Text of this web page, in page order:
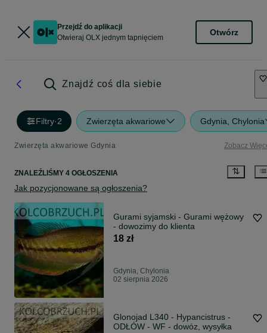
Przejdź do aplikacji
Otwieraj OLX jednym tapnięciem
Otwórz
Znajdź coś dla siebie
Filtry·2 Zwierzęta akwariowe Gdynia, Chylonia
Zwierzęta akwariowe Gdynia Zobacz
ZNALEŹLIŚMY 4 OGŁOSZENIA
Jak pozycjonowane są ogłoszenia?
Gurami syjamski - Gurami wężowy
- dowozimy do klienta
18 zł
Gdynia, Chylonia
02 sierpnia 2026
Glonojad L340 - Hypancistrus -
ODŁÓW - WF - dowóz, wysyłka